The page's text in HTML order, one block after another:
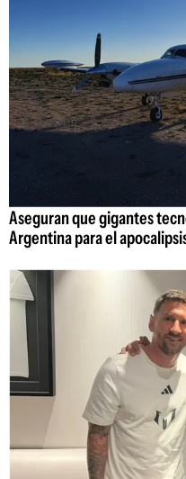
Aseguran que gigantes
Argentina para el